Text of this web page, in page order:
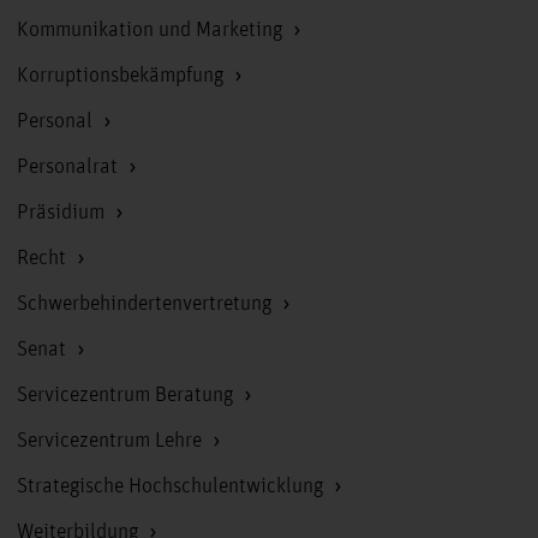
Kommunikation und Marketing
Korruptionsbekämpfung
Personal
Personalrat
Präsidium
Recht
Schwerbehindertenvertretung
Senat
Servicezentrum Beratung
Servicezentrum Lehre
Strategische Hochschulentwicklung
Weiterbildung